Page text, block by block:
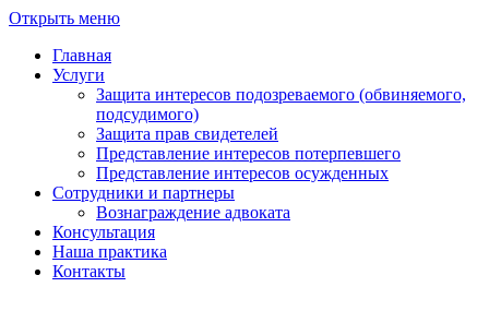
Открыть меню
Главная
Услуги
Защита интересов подозреваемого (обвиняемого,
подсудимого)
Защита прав свидетелей
Представление интересов потерпевшего
Представление интересов осужденных
Сотрудники и партнеры
Вознаграждение адвоката
Консультация
Наша практика
Контакты